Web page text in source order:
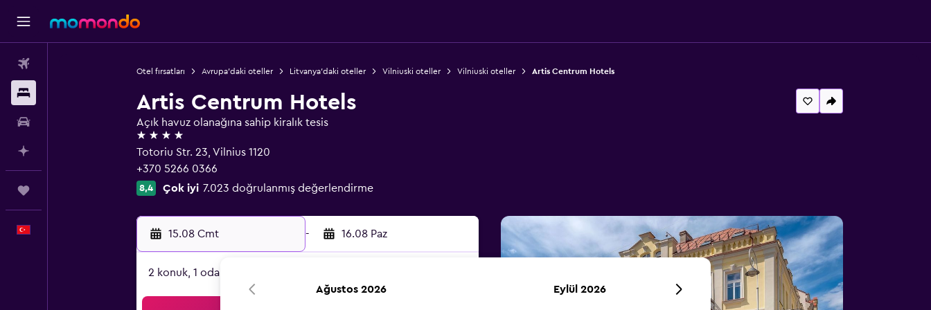
Otel fırsatları Avrupa'daki oteller Litvanya'daki oteller Vilniuski oteller Vilniuski oteller Artis Centrum Hotels
Artis Centrum Hotels
Açık havuz olanağına sahip kiralık tesis
4 yıldız
Totoriu Str. 23, Vilnius 1120
+370 5266 0366
8,4 Çok iyi 7.023 doğrulanmış değerlendirme
15.08 Cmt - 16.08 Paz
2 konuk, 1 oda
Ağustos 2026 Eylül 2026